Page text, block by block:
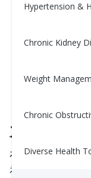
Hypertension &
Chronic Kidney
Weight
Chronic
Diverse Health
运动燃料
为什么运
在锻炼前吃东西
补给能帮助你